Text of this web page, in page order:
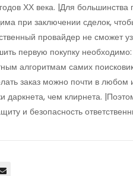
ХХ века. |Для
при заключении сделок,
провайдер не сможет
первую покупку
алгоритмам самих
заказ можно почти в
даркнета, чем клирнета.
и безопасность